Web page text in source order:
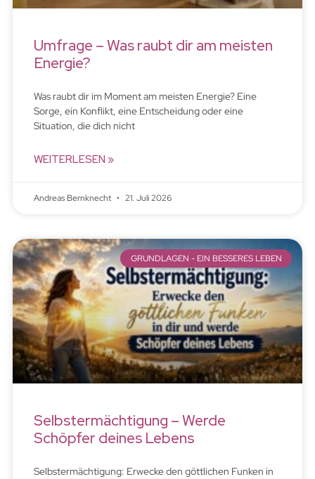
Umfrage – Was raubt dir am meisten
Energie?
Was raubt dir im Moment am meisten Energie? Eine
Sorge, ein Konflikt, eine Entscheidung oder eine
Situation, die dich nicht
WEITERLESEN »
Andreas Bernknecht 21. Juli 2026
GRUNDLAGEN - EIN BESSERES LEBEN
Selbstermächtigung – Werde
Schöpfer deines Lebens
Selbstermächtigung: Erwecke den göttlichen Funken in